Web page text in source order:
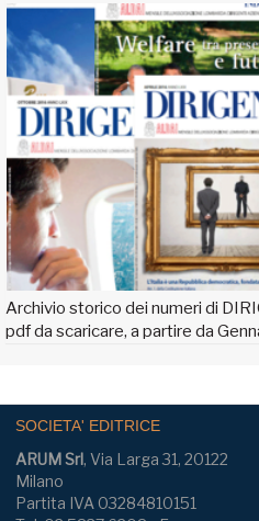
Archivio storico dei numeri di
pdf da scaricare, a partire da
SOCIETA' EDITRICE
ARUM Srl, Via Larga 31, 20122
Milano
Partita IVA 03284810151